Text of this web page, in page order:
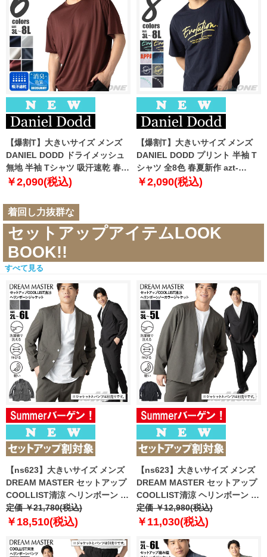
【爆割T】大きいサイズ メンズ
DANIEL DODD ドライメッシュ
無地 半袖 Tシャツ 吸汗速乾 春夏
新作 tjt-2602dry5 【fre】
￥2,090(税込)
【爆割T】大きいサイズ メンズ
DANIEL DODD プリント 半袖 T
シャツ 全8色 春夏新作 azt-
2602pt5 【fre】
￥2,090(税込)
着回し力抜群な
セットアップアイテムLOOK
BOOK!!
すべて見る
【ns623】大きいサイズ メンズ
DREAM MASTER セットアップ
COOLLIST清涼 ヘリンボーン ス
トレッチ ジャケット 軽量 ウォッ
シャブル スマリラ 春夏新作
定価 ￥21,780(税込)
￥18,510(税込)
【ns623】大きいサイズ メンズ
DREAM MASTER セットアップ
COOLLIST清涼 ヘリンボーン ス
トレッチ ノーカラー ジャケット
軽量 ウォッシャブル スマリラ 春
定価 ￥12,980(税込)
￥11,030(税込)